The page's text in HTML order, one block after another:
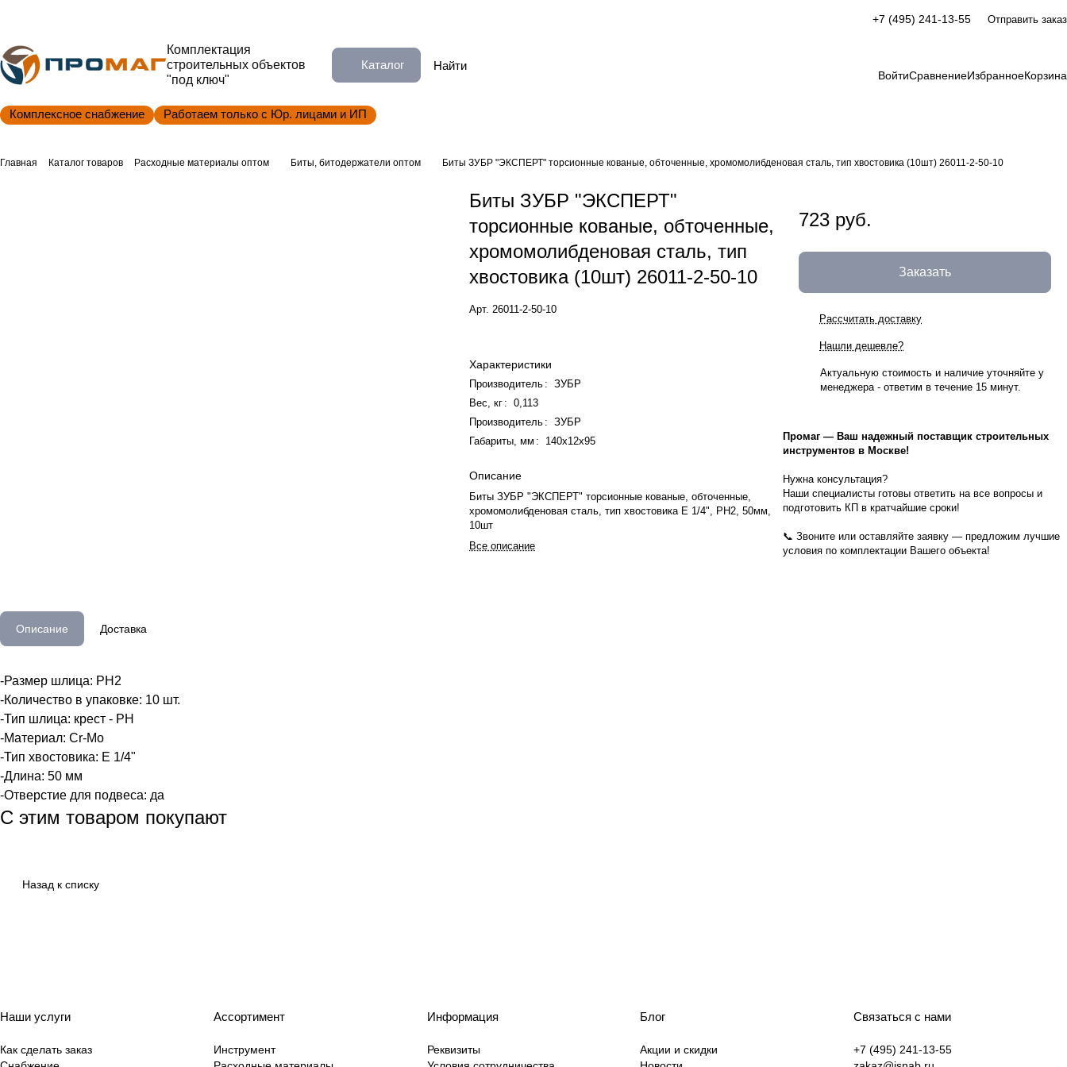
+7 (495) 241-13-55 Отправить заказ
Комплектация
строительных объектов
"под ключ"
Каталог
ВойтиСравнениеИзбранноеКорзина
Комплексное снабжение Работаем только с Юр. лицами и ИП
Главная Каталог товаров Расходные материалы оптом Биты, битодержатели оптом Биты ЗУБР "ЭКСПЕРТ" торсионные кованые, обточенные, хромомолибденовая сталь, тип хвостовика (10шт) 26011-2-50-10
Биты ЗУБР "ЭКСПЕРТ"
торсионные кованые, обточенные,
хромомолибденовая сталь, тип
хвостовика (10шт) 26011-2-50-10
Арт.26011-2-50-10
Характеристики
Производитель :
ЗУБР
Вес, кг :
0,113
Производитель :
ЗУБР
Габариты, мм : 140х12х95
Описание
Биты ЗУБР "ЭКСПЕРТ" торсионные кованые, обточенные,
хромомолибденовая сталь, тип хвостовика E 1/4", PH2, 50мм,
10шт
Все описание
723 руб.
Заказать
Рассчитать доставку
Нашли дешевле?
Актуальную стоимость и наличие уточняйте у
менеджера - ответим в течение 15 минут.
Промаг — Ваш надежный поставщик строительных
инструментов в Москве!
Нужна консультация?
Наши специалисты готовы ответить на все вопросы и
подготовить КП в кратчайшие сроки!
📞 Звоните или оставляйте заявку — предложим лучшие
условия по комплектации Вашего объекта!
Описание Доставка
-Размер шлица: PH2
-Количество в упаковке: 10 шт.
-Тип шлица: крест - PH
-Материал: Cr-Mo
-Тип хвостовика: Е 1/4"
-Длина: 50 мм
-Отверстие для подвеса: да
С этим товаром покупают
Назад к списку
Наши услуги
Как сделать заказ
Ассортимент
Инструмент
Информация
Реквизиты
Блог
Акции и скидки
Связаться с нами
+7 (495) 241-13-55